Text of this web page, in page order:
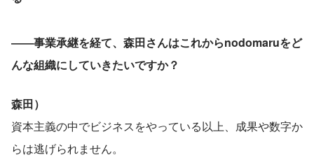
――事業承継を経て、森田さんはこれからnodomaruをど
んな組織にしていきたいですか？
森田）
資本主義の中でビジネスをやっている以上、成果や数字か
らは逃げられません。